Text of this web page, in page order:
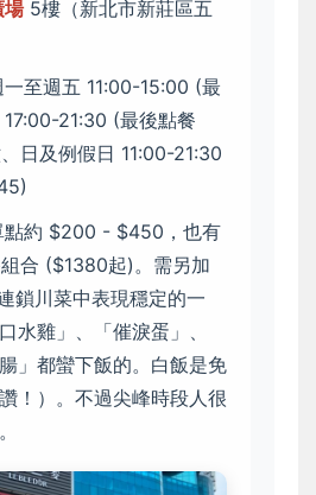
場5樓（新北市新莊區五
一至週五 11:00-15:00 (最
21:30 (最後點餐
日及例假日 11:00-21:30
點約 $200 - $450，也有
合 ($1380起)。需另加
鎖川菜中表現穩定的一
水雞」、「催淚蛋」、
」都蠻下飯的。白飯是免
！）。不過尖峰時段人很